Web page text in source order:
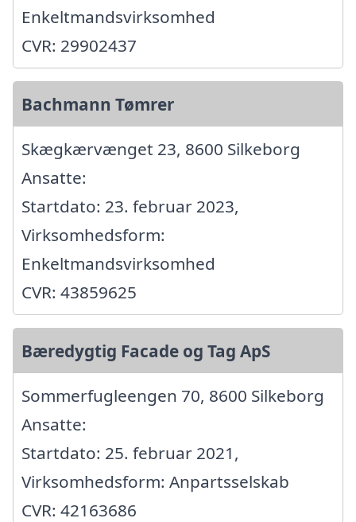
Enkeltmandsvirksomhed
CVR: 29902437
Bachmann Tømrer
Skægkærvænget 23, 8600 Silkeborg
Ansatte:
Startdato: 23. februar 2023,
Virksomhedsform:
Enkeltmandsvirksomhed
CVR: 43859625
Bæredygtig Facade og Tag ApS
Sommerfugleengen 70, 8600 Silkeborg
Ansatte:
Startdato: 25. februar 2021,
Virksomhedsform: Anpartsselskab
CVR: 42163686